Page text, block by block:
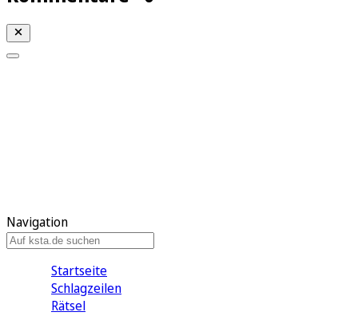
Navigation
Startseite
Schlagzeilen
Rätsel